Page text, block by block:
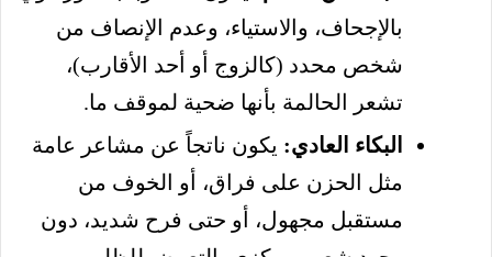
بالإجحاف، والاستياء، وعدم الإنصاف من
شخص محدد (كالزوج أو أحد الأقارب)،
تشعر الحالمة بأنها ضحية لموقف ما.
البكاء العادي: يكون ناتجاً عن مشاعر عامة
مثل الحزن على فراق، أو الخوف من
مستقبل مجهول، أو حتى فرح شديد، دون